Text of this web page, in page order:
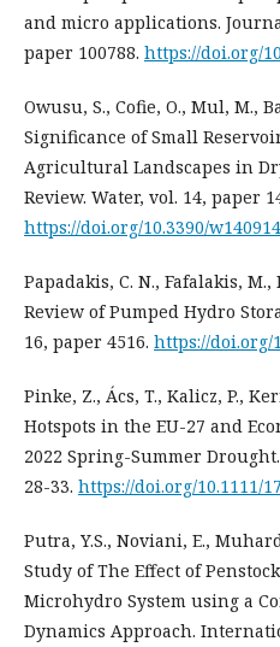
and micro applications.
paper 100788. https://doi.org/
Owusu, S., Cofie, O., Mul, M.,
Significance of Small
Agricultural Landscapes in
Review. Water, vol. 14, paper
https://doi.org/10.3390/
Papadakis, C. N., Fafalakis,
Review of Pumped Hydro
16, paper 4516. https://doi.org/
Pinke, Z., Ács, T., Kalicz, P.,
Hotspots in the EU-27 and
2022 Spring-Summer
28-33. https://doi.org/10.1111/
Putra, Y.S., Noviani, E.,
Study of The Effect of
Microhydro System using a
Dynamics Approach.